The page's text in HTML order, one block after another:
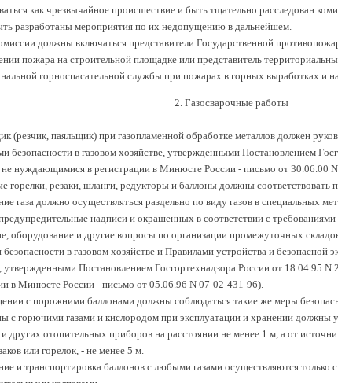
как чрезвычайное происшествие и быть тщательно расследован
разработаны мероприятия по их недопущению в дальнейшем.
должны включаться представители Государственной
пожара на строительной площадке или представитель
горноспасательной службы при пожарах в горных выработках и
2. Газосварочные работы
(резчик, паяльщик) при газопламенной обработке металлов должен
безопасности в газовом хозяйстве, утвержденными Постановлением
нуждающимися в регистрации в Минюсте России - письмо от 30.06.00
горелки, резаки, шланги, редукторы и баллоны должны соответствовать
газа должно осуществляться раздельно по виду газов в специальных
надписи и окрашенных в соответствии с требованиями
оборудование и другие вопросы по организации промежуточных
в газовом хозяйстве и Правилами устройства и безопасной
утвержденными Постановлением Госгортехнадзора России от 18.04.95
в Минюсте России - письмо от 05.06.96 N 07-02-431-96).
с порожними баллонами должны соблюдаться такие же меры
с горючими газами и кислородом при эксплуатации и хранении должны
других отопительных приборов на расстоянии не менее 1 м, а от
или горелок, - не менее 5 м.
и транспортировка баллонов с любыми газами осуществляются только